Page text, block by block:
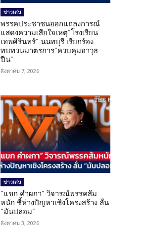
ข่าวเด่น
พรรคประชาชนออกแถลงการณ์
แสดงความเสียใจเหตุ”โรงเรียน
เทพศิรินทร์” นนทบุรี เรียกร้อง
ทบทวนมาตรการ”ควบคุมอาวุธ
ปืน”
สิงหาคม 7, 2026
ข่าวเด่น
“แขก คำผกา” วิจารณ์พรรคส้ม
หนัก ชี้ห่างปัญหาเชิงโครงสร้าง ลั่น
“มันปลอม”
สิงหาคม 3, 2026